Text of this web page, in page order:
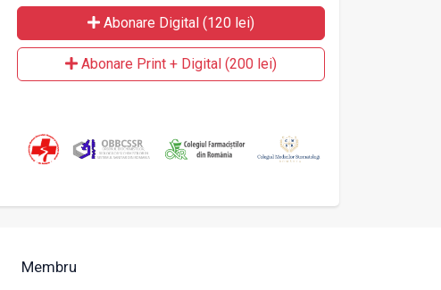
Abonare Digital (120 lei)
Abonare Print + Digital (200 lei)
Membru